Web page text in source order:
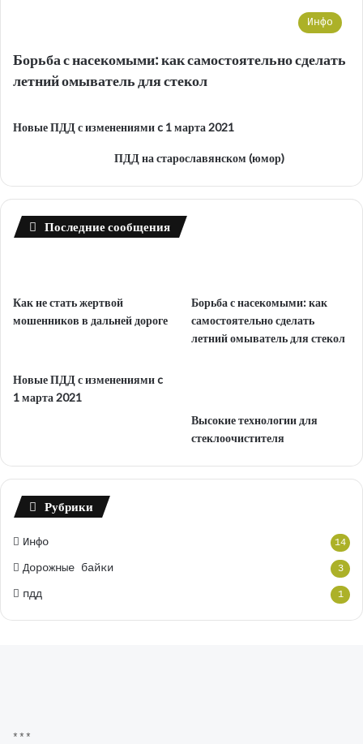
Инфо
Борьба с насекомыми: как самостоятельно сделать
летний омыватель для стекол
Новые ПДД с изменениями c 1 марта 2021
ПДД на старославянском (юмор)
Последние сообщения
Как не стать жертвой
мошенников в дальней дороге
Борьба с насекомыми: как
самостоятельно сделать
летний омыватель для стекол
Новые ПДД с изменениями c
1 марта 2021
Высокие технологии для
стеклоочистителя
Рубрики
Инфо 14
Дорожные байки 3
пдд 1
***